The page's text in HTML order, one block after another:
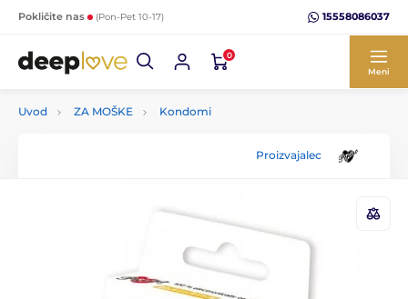
Pokličite nas (Pon-Pet 10-17) 15558086037
0
Meni
Uvod ZA MOŠKE Kondomi
Proizvajalec